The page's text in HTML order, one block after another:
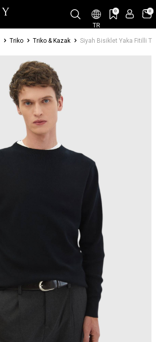
TR
0 0
Triko Triko & Kazak Siyah Bisiklet Yaka Fitilli